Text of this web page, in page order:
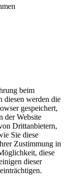
beim
diesen werden die
gespeichert,
der Website
Drittanbietern,
Sie diese
Zustimmung in
diese
dieser